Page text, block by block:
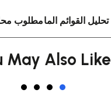
القوائم المالية:
مطلوب
May Also Like